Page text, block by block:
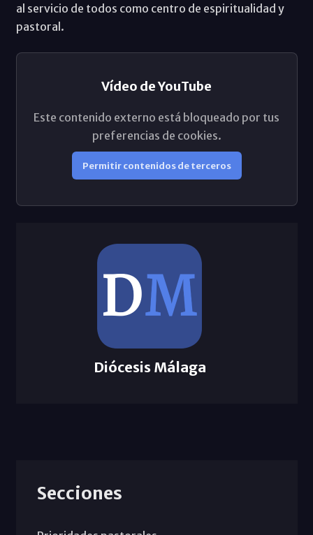
al servicio de todos como centro de espiritualidad y
pastoral.
Vídeo de YouTube
Este contenido externo está bloqueado por tus
preferencias de cookies.
Permitir contenidos de terceros
Diócesis Málaga
Secciones